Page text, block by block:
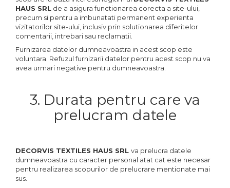
HAUS SRL de a asigura functionarea corecta a site-ului,
precum si pentru a imbunatati permanent experienta
vizitatorilor site-ului, inclusiv prin solutionarea diferitelor
comentarii, intrebari sau reclamatii.
Furnizarea datelor dumneavoastra in acest scop este
voluntara. Refuzul furnizarii datelor pentru acest scop nu va
avea urmari negative pentru dumneavoastra.
3. Durata pentru care va
prelucram datele
DECORVIS TEXTILES HAUS SRL va prelucra datele
dumneavoastra cu caracter personal atat cat este necesar
pentru realizarea scopurilor de prelucrare mentionate mai
sus.